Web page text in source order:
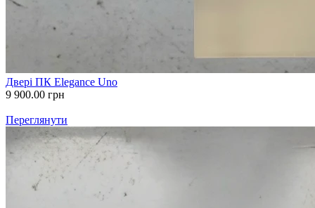
Двері ПК Elegance Uno
9 900.00 грн
Переглянути